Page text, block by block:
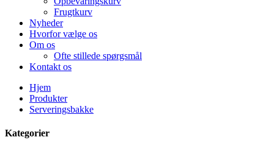
Frugtkurv
Nyheder
Hvorfor vælge os
Om os
Ofte stillede spørgsmål
Kontakt os
Hjem
Produkter
Serveringsbakke
Kategorier